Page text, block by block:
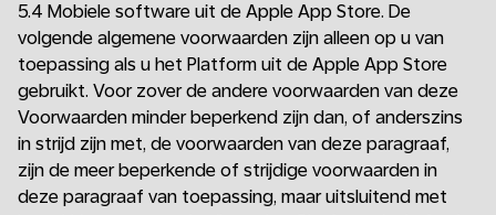
5.4 Mobiele software uit de Apple App Store. De
volgende algemene voorwaarden zijn alleen op u van
toepassing als u het Platform uit de Apple App Store
gebruikt. Voor zover de andere voorwaarden van deze
Voorwaarden minder beperkend zijn dan, of anderszins
in strijd zijn met, de voorwaarden van deze paragraaf,
zijn de meer beperkende of strijdige voorwaarden in
deze paragraaf van toepassing, maar uitsluitend met